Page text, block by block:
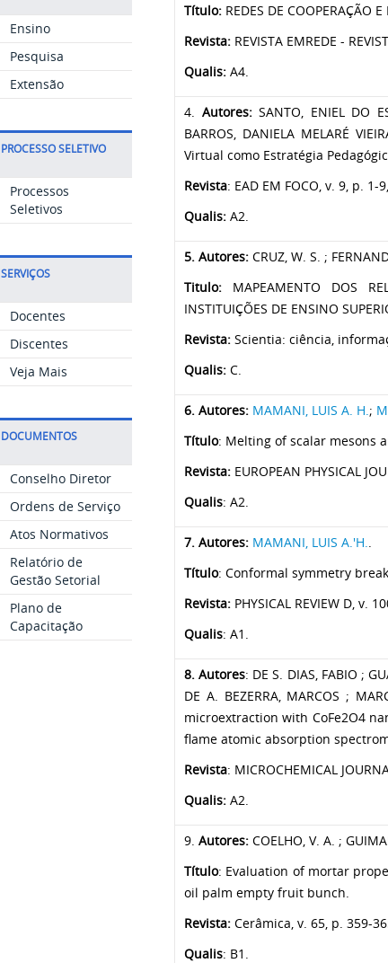
Ensino
Pesquisa
Extensão
PROCESSO SELETIVO
Processos
Seletivos
SERVIÇOS
Docentes
Discentes
Veja Mais
DOCUMENTOS
Conselho Diretor
Ordens de Serviço
Atos Normativos
Relatório de
Gestão Setorial
Plano de
Capacitação
Título: REDES DE COOPERAÇÃO
Revista: REVISTA EMREDE -
Qualis: A4.
4. Autores:SANTO, ENIEL DO
BARROS, DANIELA MELARÉ
Virtual como Estratégia
Revista: EAD EM FOCO, v. 9, p. 1-
Qualis: A2.
5. Autores: CRUZ, W. S. ;
Titulo: MAPEAMENTO DOS
INSTITUIÇÕES DE ENSINO
Revista: Scientia: ciência,
Qualis: C.
6. Autores: MAMANI, LUIS A. H. ;
Título: Melting of scalar mesons
Revista: EUROPEAN PHYSICAL
Qualis: A2.
7. Autores: MAMANI, LUIS A.'H.
Título: Conformal symmetry
Revista: PHYSICAL REVIEW D, v.
Qualis: A1.
8. Autores: DE S. DIAS, FABIO ;
DE A. BEZERRA, MARCOS ;
microextraction with CoFe2O4
flame atomic absorption
Revista: MICROCHEMICAL
Qualis: A2.
9. Autores: COELHO, V. A. ;
Título: Evaluation of mortar
oil palm empty fruit bunch.
Revista: Cerâmica, v. 65, p. 359-
Qualis: B1.